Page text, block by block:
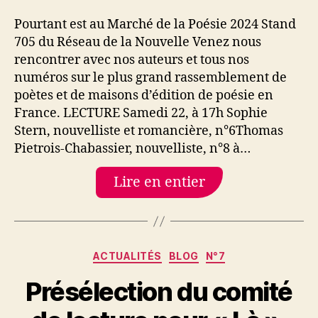
Pourtant est au Marché de la Poésie 2024 Stand
705 du Réseau de la Nouvelle Venez nous
rencontrer avec nos auteurs et tous nos
numéros sur le plus grand rassemblement de
poètes et de maisons d’édition de poésie en
France. LECTURE Samedi 22, à 17h Sophie
Stern, nouvelliste et romancière, n°6Thomas
Pietrois-Chabassier, nouvelliste, n°8 à…
Lire en entier
Catégories
ACTUALITÉS BLOG N°7
Présélection du comité